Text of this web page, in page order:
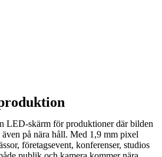
LED-skärm för produktioner där bilden
på nära håll. Med 1,9 mm pixel
företagsevent, konferenser, studios